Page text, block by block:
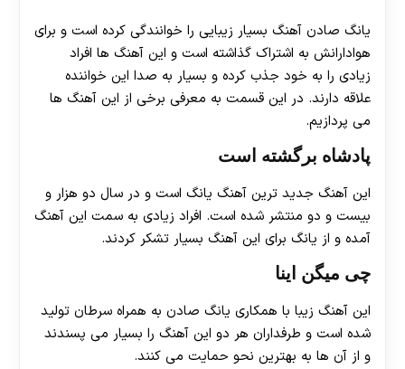
یانگ صادن آهنگ بسیار زیبایی را خوانندگی کرده است و برای
هوادارانش به اشتراک گذاشته است و این آهنگ ها افراد
زیادی را به خود جذب کرده و بسیار به صدا این خواننده
علاقه دارند. در این قسمت به معرفی برخی از این آهنگ ها
می پردازیم.
پادشاه برگشته است
این آهنگ جدید ترین آهنگ یانگ است و در سال دو هزار و
بیست و دو منتشر شده است. افراد زیادی به سمت این آهنگ
آمده و از یانگ برای این آهنگ بسیار تشکر کردند.
چی میگن اینا
این آهنگ زیبا با همکاری یانگ صادن به همراه سرطان تولید
شده است و طرفداران هر دو این آهنگ را بسیار می پسندند
و از آن ها به بهترین نحو حمایت می کنند.